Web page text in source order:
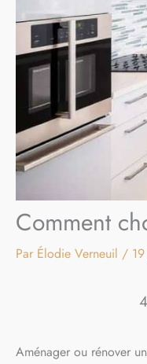
Comment
Par Élodie Verneuil /
Aménager ou rénover